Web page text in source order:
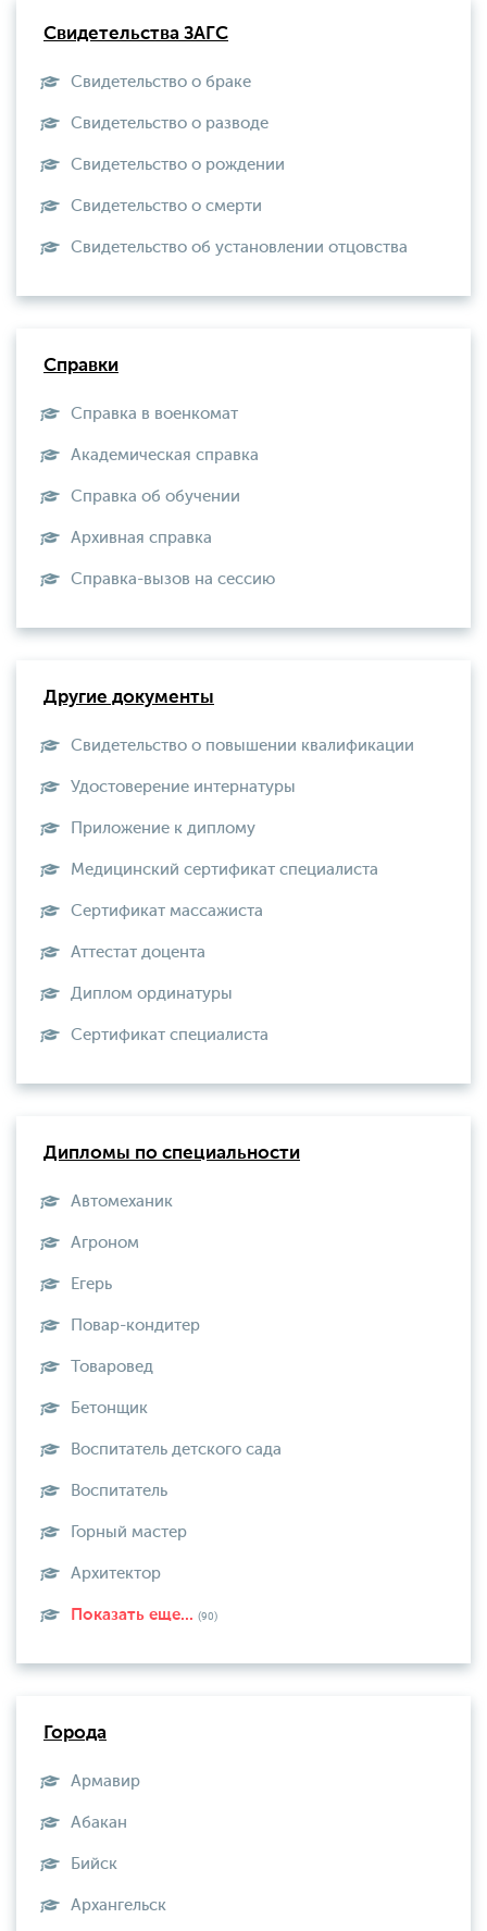
Свидетельства ЗАГС
Свидетельство о браке
Свидетельство о разводе
Свидетельство о рождении
Свидетельство о смерти
Свидетельство об установлении отцовства
Справки
Справка в военкомат
Академическая справка
Справка об обучении
Архивная справка
Справка-вызов на сессию
Другие документы
Свидетельство о повышении квалификации
Удостоверение интернатуры
Приложение к диплому
Медицинский сертификат специалиста
Сертификат массажиста
Аттестат доцента
Диплом ординатуры
Сертификат специалиста
Дипломы по специальности
Автомеханик
Агроном
Егерь
Повар-кондитер
Товаровед
Бетонщик
Воспитатель детского сада
Воспитатель
Горный мастер
Архитектор
Показать еще... (90)
Города
Армавир
Абакан
Бийск
Архангельск